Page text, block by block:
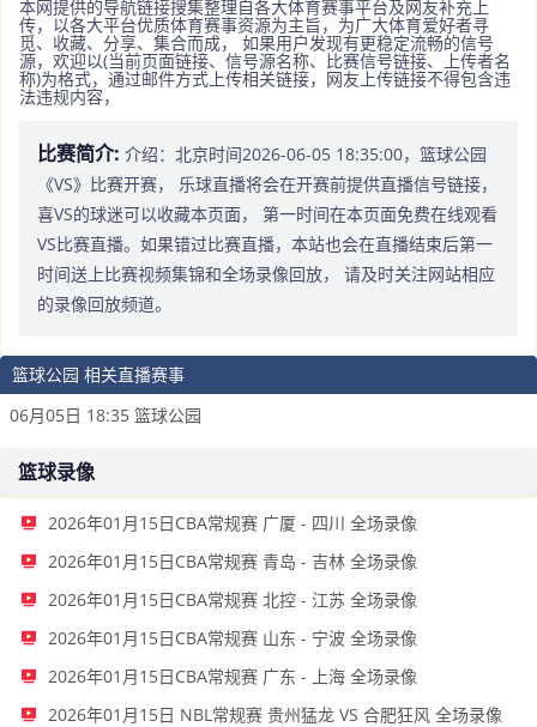
本网提供的导航链接搜集整理自各大体育赛事平台及网友补充上
传，以各大平台优质体育赛事资源为主旨，为广大体育爱好者寻
觅、收藏、分享、集合而成， 如果用户发现有更稳定流畅的信号
源，欢迎以(当前页面链接、信号源名称、比赛信号链接、上传者名
称)为格式，通过邮件方式上传相关链接，网友上传链接不得包含违
法违规内容，
比赛简介: 介绍：北京时间2026-06-05 18:35:00，篮球公园
《VS》比赛开赛， 乐球直播将会在开赛前提供直播信号链接，
喜VS的球迷可以收藏本页面， 第一时间在本页面免费在线观看
VS比赛直播。如果错过比赛直播，本站也会在直播结束后第一
时间送上比赛视频集锦和全场录像回放， 请及时关注网站相应
的录像回放频道。
篮球公园 相关直播赛事
06月05日 18:35 篮球公园
篮球录像
2026年01月15日CBA常规赛 广厦 - 四川 全场录像
2026年01月15日CBA常规赛 青岛 - 吉林 全场录像
2026年01月15日CBA常规赛 北控 - 江苏 全场录像
2026年01月15日CBA常规赛 山东 - 宁波 全场录像
2026年01月15日CBA常规赛 广东 - 上海 全场录像
2026年01月15日 NBL常规赛 贵州猛龙 VS 合肥狂风 全场录像